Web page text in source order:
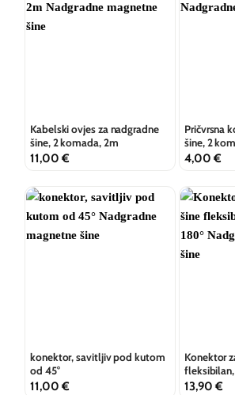
Kabelski ovjes za nadgradne
šine, 2 komada, 2m
11,00 €
Pričvrsna
šine, 2
4,00 €
konektor, savitljiv pod kutom
od 45°
11,00 €
Konektor
13,90 €